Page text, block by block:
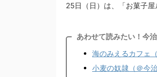
25日（日）は、「お菓子
あわせて読みたい！今
海のみえるカフェ
小麦の奴隷（＠今